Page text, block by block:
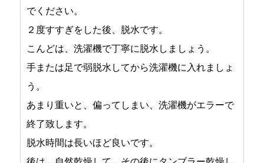
でください。
２度すすぎをした後、脱水です。
こんどは、洗濯機で丁寧に脱水しましょう。
手または足で弱脱水してから洗濯機に入れましょ
う。
あまり重いと、偏ってしまい、洗濯機がエラーで
終了致します。
脱水時間は長いほど良いです。